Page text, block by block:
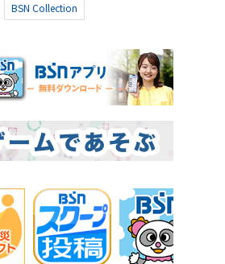
BSN Collection